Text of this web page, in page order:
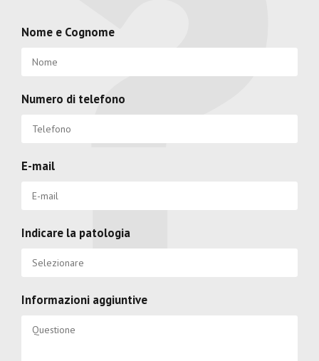
Nome e Cognome
Numero di telefono
E-mail
Indicare la patologia
Informazioni aggiuntive